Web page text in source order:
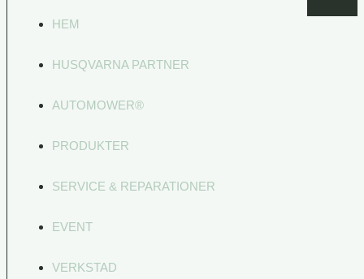
HEM
HUSQVARNA PARTNER
AUTOMOWER®
PRODUKTER
SERVICE & REPARATIONER
EVENT
VERKSTAD